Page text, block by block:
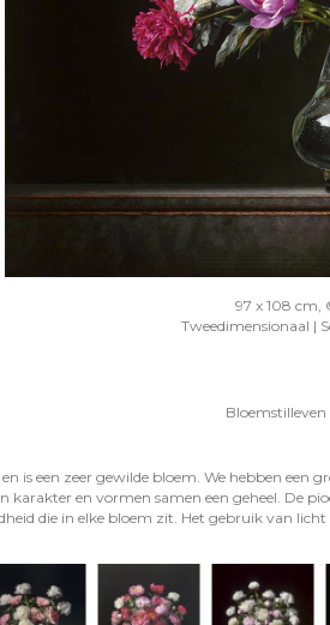
97 x 108 cm,
Tweedimensionaal |
is een zeer gewilde bloem. We hebben een
karakter en vormen samen een geheel. De
die in elke bloem zit. Het gebruik van